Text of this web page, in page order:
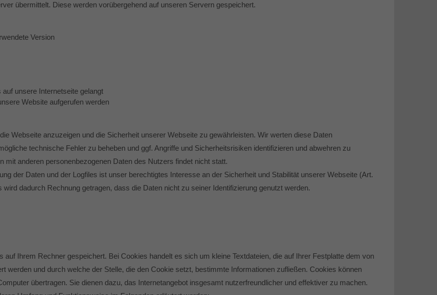
übermittelt. Diese werden vorübergehend auf unseren Servern gespeichert.
Version
unsere Internetseite gelangt
Website aufgerufen werden
Webseite anzuzeigen und die Sicherheit unserer Webseite zu gewährleisten. Wir werten diese Daten
technische Fehler zu beheben und ggf. Angriffe und Sicherheitsrisiken identifizieren und abwehren zu
mit anderen personenbezogenen Daten des Nutzers findet nicht statt.
der Daten und der Logfiles ist unser berechtigtes Interesse an der Sicherheit und Stabilität unserer Webseite (Art.
dadurch Rechnung getragen, dass die Daten nicht zu seiner Identifizierung genutzt werden.
Ihrem Rechner gespeichert. Bei Cookies handelt es sich um kleine Textdateien, die auf Ihrer Festplatte dem von
werden und durch welche der Stelle, die den Cookie setzt, bestimmte Informationen zufließen. Cookies können
übertragen. Sie dienen dazu, das Internetangebot insgesamt nutzerfreundlicher und effektiver zu machen.